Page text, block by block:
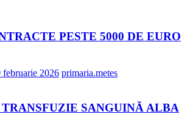
PESTE 5000 DE EURO
februarie 2026 primaria.metes
SANGUINĂ ALBA